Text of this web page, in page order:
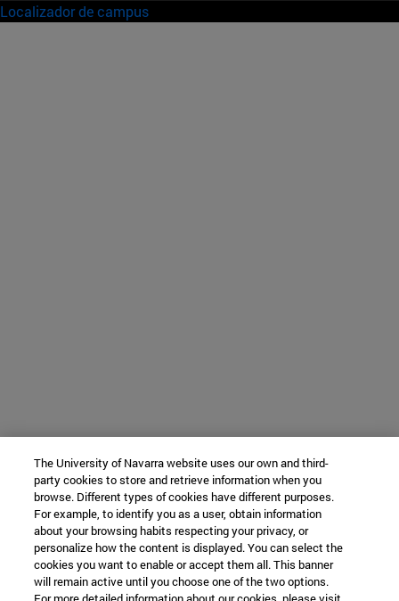
Localizador de campus
The University of Navarra website uses our own and third-
party cookies to store and retrieve information when you
browse. Different types of cookies have different purposes.
For example, to identify you as a user, obtain information
about your browsing habits respecting your privacy, or
personalize how the content is displayed. You can select the
cookies you want to enable or accept them all. This banner
will remain active until you choose one of the two options.